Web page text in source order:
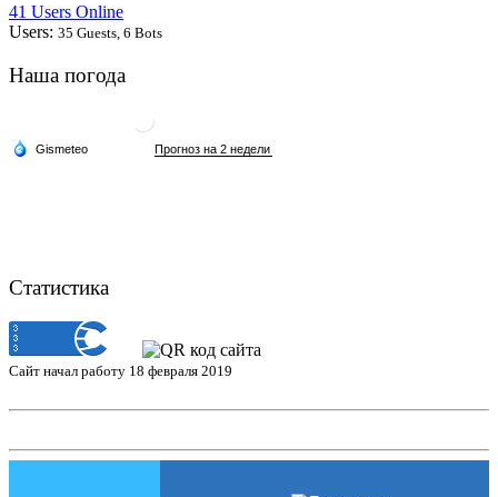
41 Users Online
Users: 35 Guests, 6 Bots
Наша погода
Статистика
Сайт начал работу 18 февраля 2019